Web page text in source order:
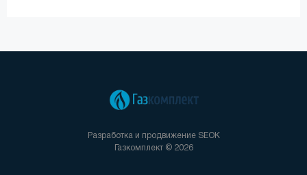
Разработка и продвижение SEOK
Газкомплект © 2026